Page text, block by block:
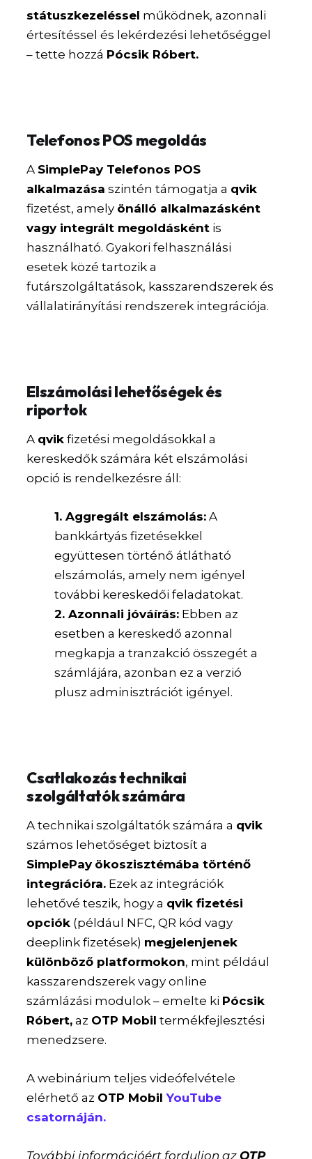
státuszkezeléssel működnek, azonnali
értesítéssel és lekérdezési lehetőséggel
– tette hozzá Pócsik Róbert.
Telefonos POS megoldás
A SimplePay Telefonos POS
alkalmazása szintén támogatja a qvik
fizetést, amely önálló alkalmazásként
vagy integrált megoldásként is
használható. Gyakori felhasználási
esetek közé tartozik a
futárszolgáltatások, kasszarendszerek és
vállalatirányítási rendszerek integrációja.
Elszámolási lehetőségek és
riportok
A qvik fizetési megoldásokkal a
kereskedők számára két elszámolási
opció is rendelkezésre áll:
1. Aggregált elszámolás: A
bankkártyás fizetésekkel
együttesen történő átlátható
elszámolás, amely nem igényel
további kereskedői feladatokat.
2. Azonnali jóváírás: Ebben az
esetben a kereskedő azonnal
megkapja a tranzakció összegét a
számlájára, azonban ez a verzió
plusz adminisztrációt igényel.
Csatlakozás technikai
szolgáltatók számára
A technikai szolgáltatók számára a qvik
számos lehetőséget biztosít a
SimplePay ökoszisztémába történő
integrációra. Ezek az integrációk
lehetővé teszik, hogy a qvik fizetési
opciók (például NFC, QR kód vagy
deeplink fizetések) megjelenjenek
különböző platformokon, mint például
kasszarendszerek vagy online
számlázási modulok – emelte ki Pócsik
Róbert, az OTP Mobil termékfejlesztési
menedzsere.
A webinárium teljes videófelvétele
elérhető az OTP MobilYouTube
csatornáján.
További információért forduljon azOTP